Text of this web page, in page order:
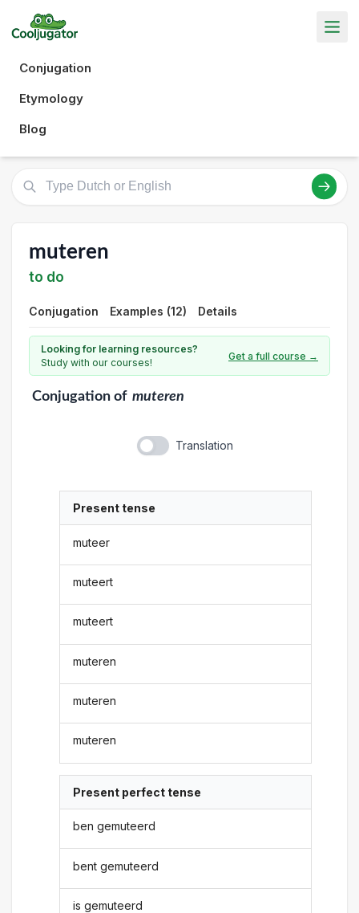
Conjugation
Etymology
Blog
muteren
to do
Conjugation Examples (12) Details
Looking for learning resources?
Study with our courses!
Get a full course →
Conjugationof muteren
Translation
Present tense
muteer
muteert
muteert
muteren
muteren
muteren
Present perfect tense
ben gemuteerd
bent gemuteerd
is gemuteerd